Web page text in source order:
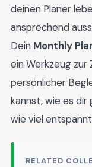
deinen Planer
ansprechend
Dein Monthly
ein Werkzeug
persönlicher
kannst, wie es dir
wie viel
RELATED